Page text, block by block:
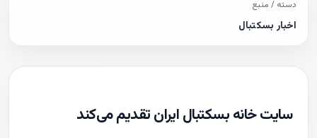
دسته / منبع
اخبار بسکتبال
سایت خانه بسکتبال ایران تقدیم می‌کند